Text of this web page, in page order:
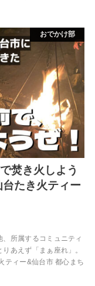
おでかけ部
焚き火しよう
たき火ティー
所属するコミュニティ
あえず「まぁ座れ」。
ティー&仙台市 都心まち